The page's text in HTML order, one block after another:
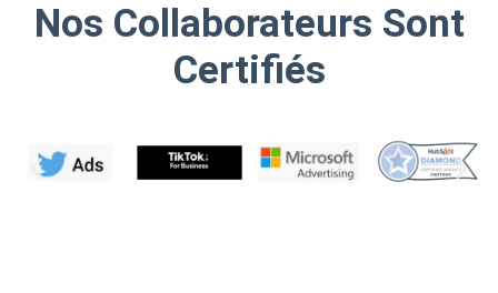
Nos Collaborateurs Sont
Certifiés